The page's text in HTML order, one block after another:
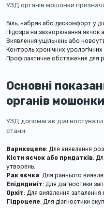
УЗД органів мошонки
Біль, набряк або дискомфорт у
Підозра на захворювання яєчок
Виявлення ущільнень або
Контроль хронічних
Профілактичне обстеження для
Основні
органів мошонки
УЗД допомагає
стани:
Варикоцеле: Для виявлення
Кісти яєчок або придатків:
утворень.
Рак яєчка: Для раннього
Епідидиміт: Для діагностики
Орхіт: Для виявлення запалення
Гідроцеле: Для діагностики